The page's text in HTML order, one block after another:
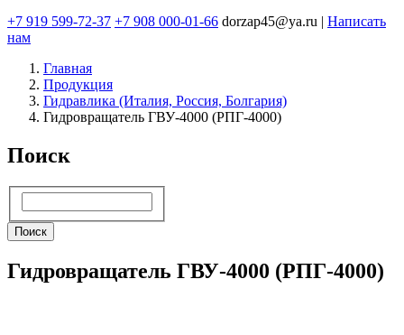
+7 919 599-72-37 +7 908 000-01-66 dorzap45@ya.ru | Написать
нам
Главная
Продукция
Гидравлика (Италия, Россия, Болгария)
Гидровращатель ГВУ-4000 (РПГ-4000)
Поиск
Поиск
Гидровращатель ГВУ-4000 (РПГ-4000)